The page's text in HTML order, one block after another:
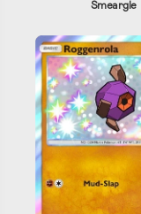
Smeargle